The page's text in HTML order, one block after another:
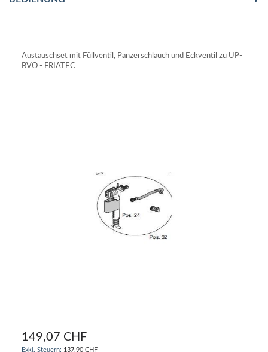
Austauschset mit Füllventil, Panzerschlauch und Eckventil zu UP-
BVO - FRIATEC
149,07 CHF
137,90 CHF